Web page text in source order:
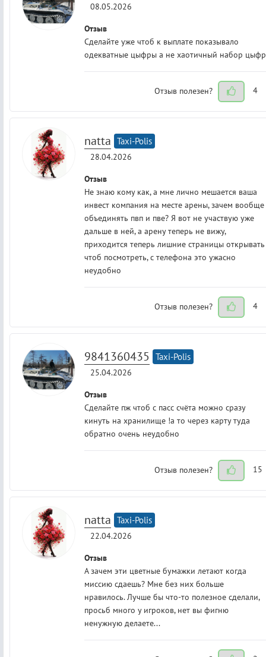
08.05.2026
Отзыв
Сделайте уже чтоб к выплате показывало
одекватные цыфры а не хаотичный набор цыфр
Отзыв полезен? 4
natta Taxi-Polis
28.04.2026
Отзыв
Не знаю кому как, а мне лично мешается ваша
инвест компания на месте арены, зачем вообще
объединять пвп и пве? Я вот не участвую уже
дальше в ней, а арену теперь не вижу,
приходится теперь лишние страницы открывать
чтоб посмотреть, с телефона это ужасно
неудобно
Отзыв полезен? 4
9841360435 Taxi-Polis
25.04.2026
Отзыв
Сделайте пж чтоб с пасс счёта можно сразу
кинуть на хранилище !а то через карту туда
обратно очень неудобно
Отзыв полезен? 15
natta Taxi-Polis
22.04.2026
Отзыв
А зачем эти цветные бумажки летают когда
миссию сдаешь? Мне без них больше
нравилось. Лучше бы что-то полезное сделали,
просьб много у игроков, нет вы фигню
ненужную делаете...